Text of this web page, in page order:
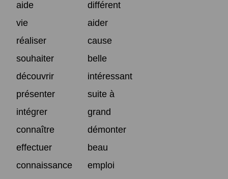
aide
différent
vie
aider
réaliser
cause
souhaiter
belle
découvrir
intéressant
présenter
suite à
intégrer
grand
connaître
démonter
effectuer
beau
connaissance
emploi